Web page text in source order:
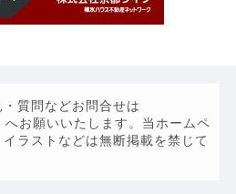
質問などお問合せは
お願いいたします。当ホームペ
ラストなどは無断掲載を禁じて